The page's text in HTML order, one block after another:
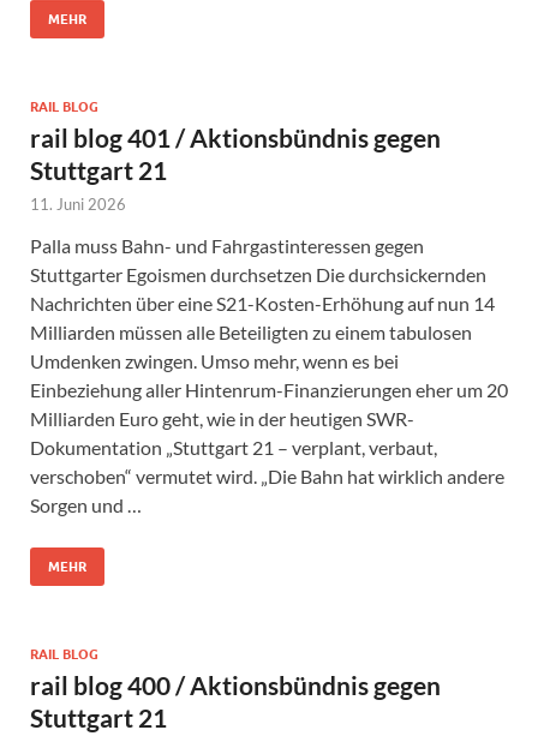
MEHR
RAIL BLOG
rail blog 401 / Aktionsbündnis gegen
Stuttgart 21
11. Juni 2026
Palla muss Bahn- und Fahrgastinteressen gegen
Stuttgarter Egoismen durchsetzen Die durchsickernden
Nachrichten über eine S21-Kosten-Erhöhung auf nun 14
Milliarden müssen alle Beteiligten zu einem tabulosen
Umdenken zwingen. Umso mehr, wenn es bei
Einbeziehung aller Hintenrum-Finanzierungen eher um 20
Milliarden Euro geht, wie in der heutigen SWR-
Dokumentation „Stuttgart 21 – verplant, verbaut,
verschoben“ vermutet wird. „Die Bahn hat wirklich andere
Sorgen und …
MEHR
RAIL BLOG
rail blog 400 / Aktionsbündnis gegen
Stuttgart 21